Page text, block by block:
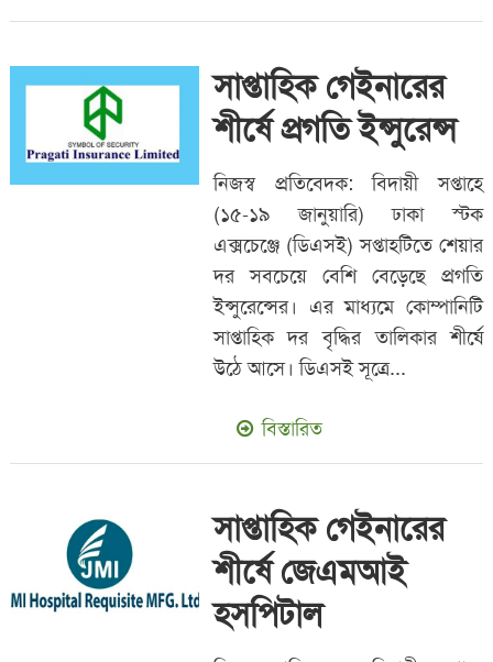
সাপ্তাহিক গেইনারের
শীর্ষে প্রগতি ইন্সুরেন্স
নিজস্ব প্রতিবেদক: বিদায়ী সপ্তাহে
(১৫-১৯ জানুয়ারি) ঢাকা স্টক
এক্সচেঞ্জে (ডিএসই) সপ্তাহটিতে শেয়ার
দর সবচেয়ে বেশি বেড়েছে প্রগতি
ইন্সুরেন্সের। এর মাধ্যমে কোম্পানিটি
সাপ্তাহিক দর বৃদ্ধির তালিকার শীর্ষে
উঠে আসে। ডিএসই সূত্রে...
বিস্তারিত
সাপ্তাহিক গেইনারের
শীর্ষে জেএমআই
হসপিটাল